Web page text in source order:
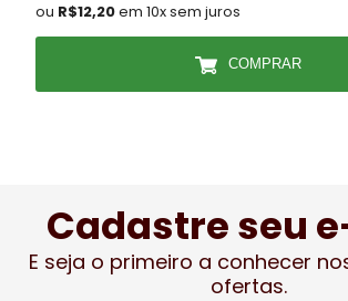
ou R$12,20em 10x sem juros
COMPRAR
Cadastre seu
E seja o primeiro a conhecer
ofertas.